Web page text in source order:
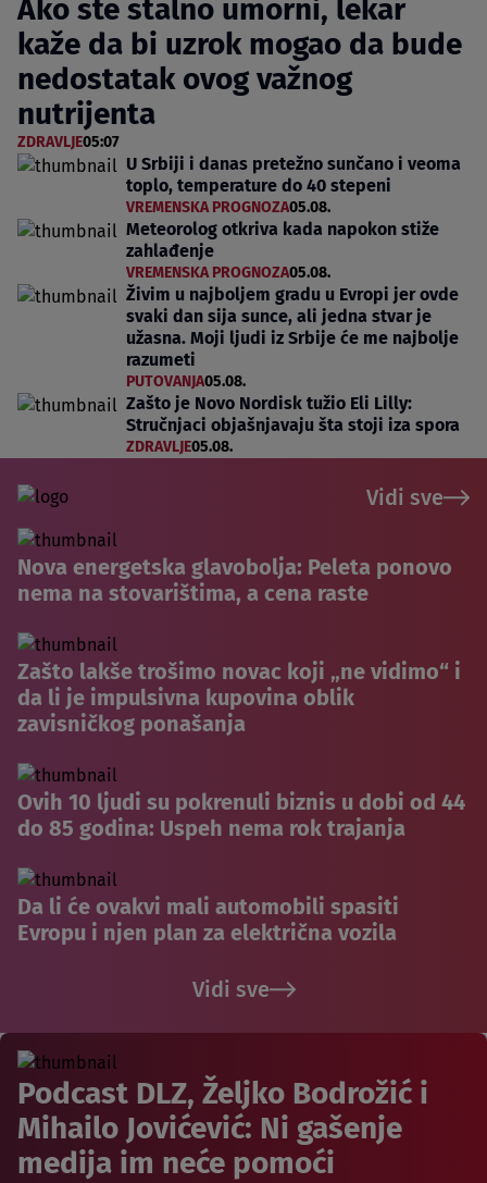
Ako ste stalno umorni, lekar
kaže da bi uzrok mogao da bude
nedostatak ovog važnog
nutrijenta
ZDRAVLJE05:07
U Srbiji i danas pretežno sunčano i veoma
toplo, temperature do 40 stepeni
VREMENSKA PROGNOZA05.08.
Meteorolog otkriva kada napokon stiže
zahlađenje
VREMENSKA PROGNOZA05.08.
Živim u najboljem gradu u Evropi jer ovde
svaki dan sija sunce, ali jedna stvar je
užasna. Moji ljudi iz Srbije će me najbolje
razumeti
PUTOVANJA05.08.
Zašto je Novo Nordisk tužio Eli Lilly:
Stručnjaci objašnjavaju šta stoji iza spora
ZDRAVLJE05.08.
Vidi sve
Nova energetska glavobolja: Peleta ponovo
nema na stovarištima, a cena raste
Zašto lakše trošimo novac koji „ne vidimo“ i
da li je impulsivna kupovina oblik
zavisničkog ponašanja
Ovih 10 ljudi su pokrenuli biznis u dobi od 44
do 85 godina: Uspeh nema rok trajanja
Da li će ovakvi mali automobili spasiti
Evropu i njen plan za električna vozila
Vidi sve
Podcast DLZ, Željko Bodrožić i
Mihailo Jovićević: Ni gašenje
medija im neće pomoći